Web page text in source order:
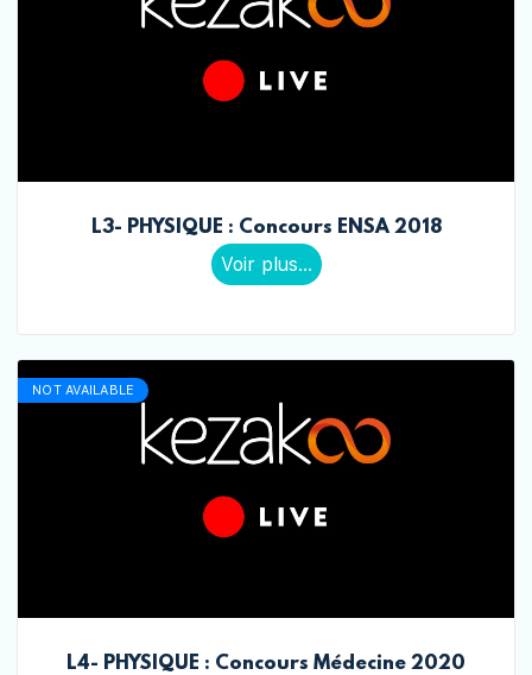
L3- PHYSIQUE : Concours ENSA 2018
Voir plus...
NOT AVAILABLE
L4- PHYSIQUE : Concours Médecine 2020